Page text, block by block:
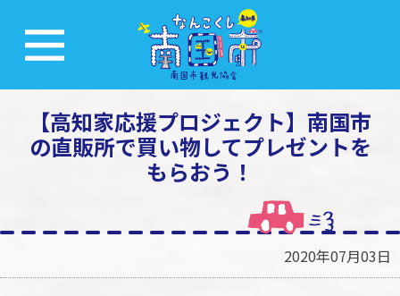
【高知家応援プロジェクト】南国市
の直販所で買い物してプレゼントを
もらおう！
2020年07月03日